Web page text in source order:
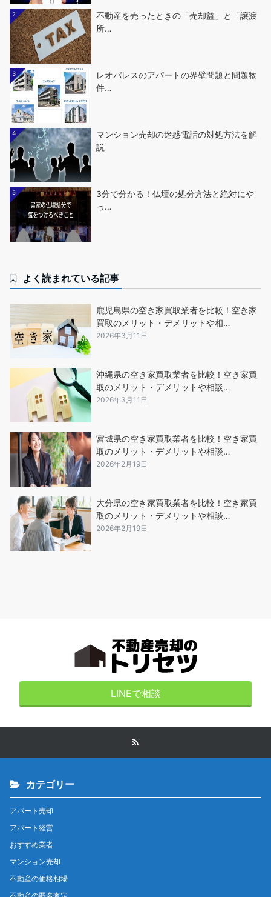
2
不動産を売ったときの「売却益」と「譲渡
所…
3
レオパレスのアパートの界壁問題と問題物
件…
4
マンション売却の迷惑電話の対処方法を解
説
5
3分で分かる！仏壇の処分方法と絶対にや
っ…
よく読まれている記事
鹿児島県の空き家買取業者を比較！空き家
買取のメリット・デメリットや相…
2026年3月11日
沖縄県の空き家買取業者を比較！空き家買
取のメリット・デメリットや相談…
2026年3月11日
宮城県の空き家買取業者を比較！空き家買
取のメリット・デメリットや相談…
2026年2月19日
大分県の空き家買取業者を比較！空き家買
取のメリット・デメリットや相談…
2026年2月19日
LINEで相談
カテゴリー
アパート売却
アパート経営
おすすめ業者
マンション売却
不動産の価格相場